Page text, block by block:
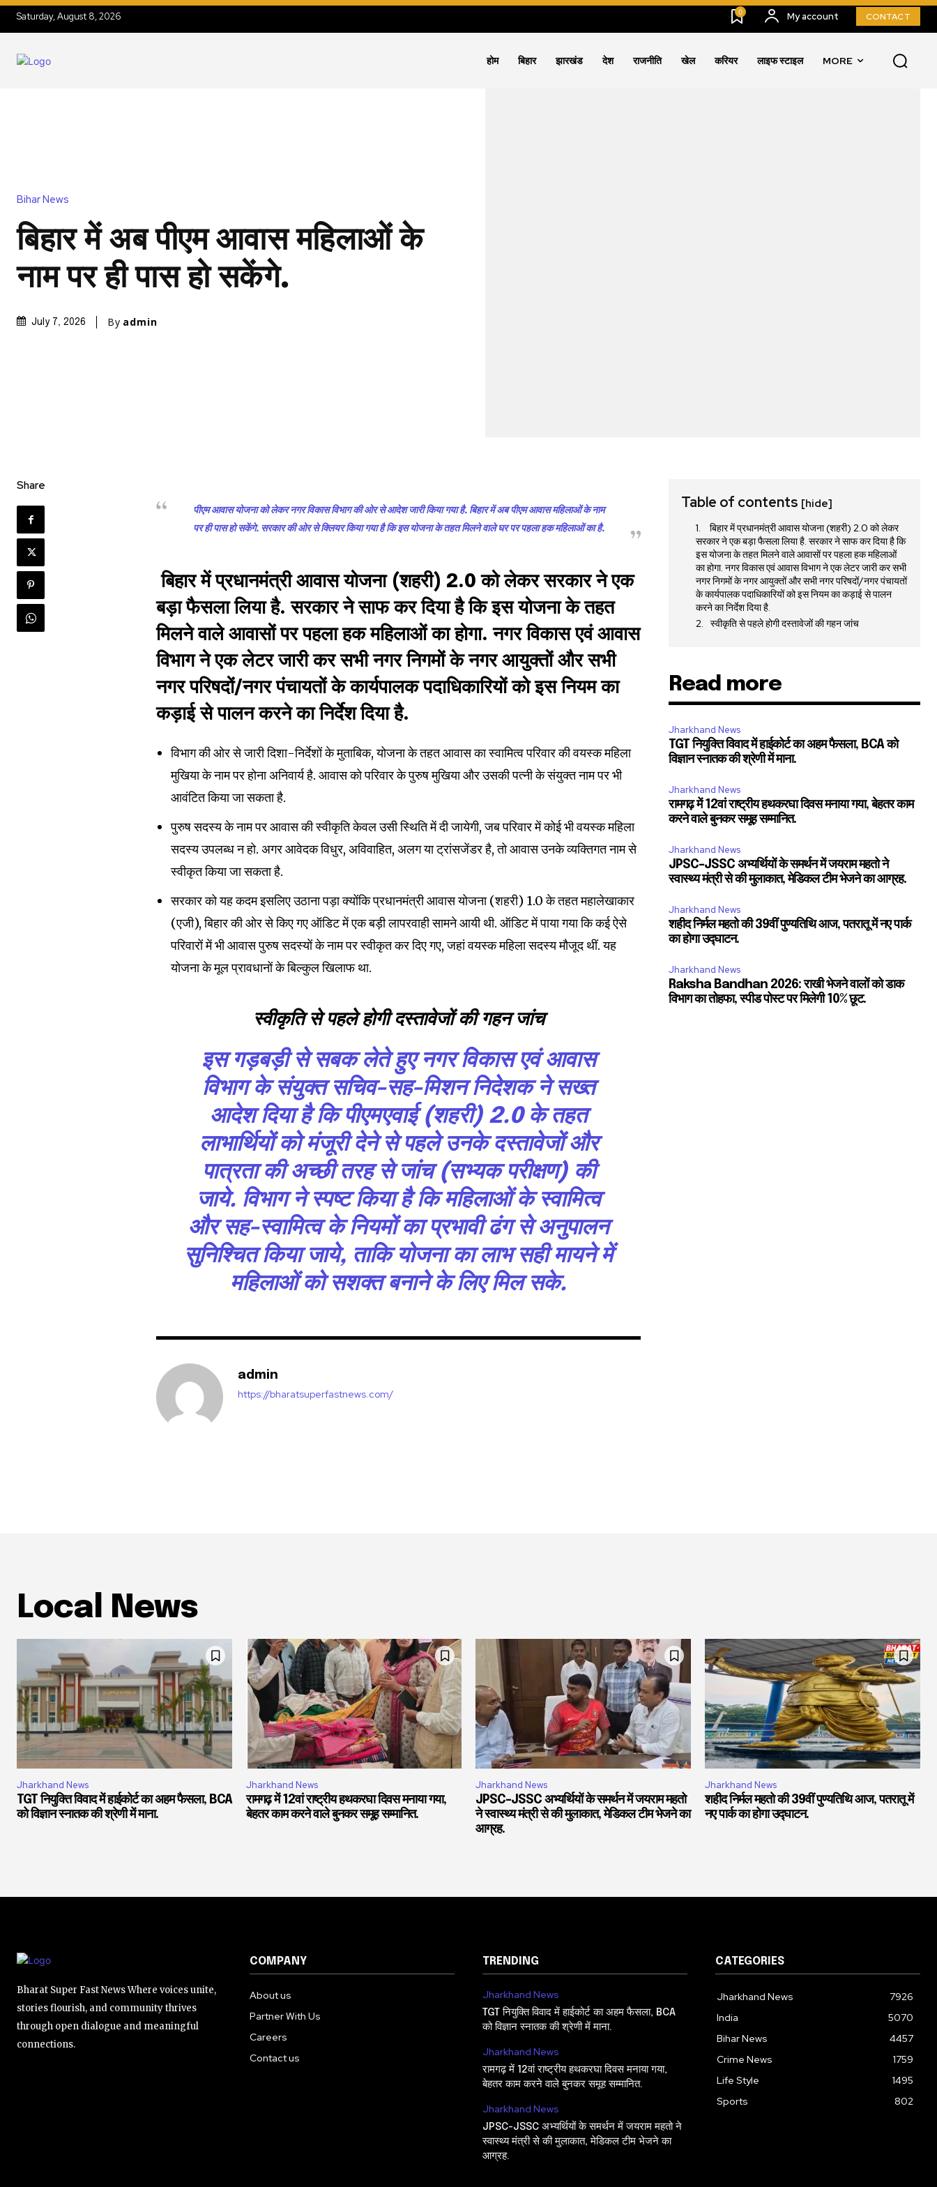
SUBSCRIBERS and be part
of the conversation.
the subscribe button below. Don't worry, we respect your privacy and
won't spam your inbox. Your information is safe with us.
SUBSCRIBE
I've read and accept the
32,111
Followers
32,214
Followers
11,243
Saturday, August 8, 2026 0 My account CONTACT
होम बिहार झारखंड देश राजनीति खेल करियर लाइफ स्टाइल MORE
Bihar News
बिहार में अब पीएम आवास महिलाओं के
नाम पर ही पास हो सकेंगे.
July 7, 2026 By admin
Share
पीएम आवास योजना को लेकर नगर विकास विभाग की ओर से आदेश जारी किया गया है. बिहार में अब पीएम आवास महिलाओं के नाम
पर ही पास हो सकेंगे. सरकार की ओर से क्लियर किया गया है कि इस योजना के तहत मिलने वाले घर पर पहला हक महिलाओं का है.
बिहार में प्रधानमंत्री आवास योजना (शहरी) 2.0 को लेकर सरकार ने एक
बड़ा फैसला लिया है. सरकार ने साफ कर दिया है कि इस योजना के तहत
मिलने वाले आवासों पर पहला हक महिलाओं का होगा. नगर विकास एवं आवास
विभाग ने एक लेटर जारी कर सभी नगर निगमों के नगर आयुक्तों और सभी
नगर परिषदों/नगर पंचायतों के कार्यपालक पदाधिकारियों को इस नियम का
कड़ाई से पालन करने का निर्देश दिया है.
विभाग की ओर से जारी दिशा-निर्देशों के मुताबिक, योजना के तहत आवास का स्वामित्व परिवार की वयस्क महिला
मुखिया के नाम पर होना अनिवार्य है. आवास को परिवार के पुरुष मुखिया और उसकी पत्नी के संयुक्त नाम पर भी
आवंटित किया जा सकता है.
पुरुष सदस्य के नाम पर आवास की स्वीकृति केवल उसी स्थिति में दी जायेगी, जब परिवार में कोई भी वयस्क महिला
सदस्य उपलब्ध न हो. अगर आवेदक विधुर, अविवाहित, अलग या ट्रांसजेंडर है, तो आवास उनके व्यक्तिगत नाम से
स्वीकृत किया जा सकता है.
सरकार को यह कदम इसलिए उठाना पड़ा क्योंकि प्रधानमंत्री आवास योजना (शहरी) 1.0 के तहत महालेखाकार
(एजी), बिहार की ओर से किए गए ऑडिट में एक बड़ी लापरवाही सामने आयी थी. ऑडिट में पाया गया कि कई ऐसे
परिवारों में भी आवास पुरुष सदस्यों के नाम पर स्वीकृत कर दिए गए, जहां वयस्क महिला सदस्य मौजूद थीं. यह
योजना के मूल प्रावधानों के बिल्कुल खिलाफ था.
स्वीकृति से पहले होगी दस्तावेजों की गहन जांच
इस गड़बड़ी से सबक लेते हुए नगर विकास एवं आवास
विभाग के संयुक्त सचिव-सह-मिशन निदेशक ने सख्त
आदेश दिया है कि पीएमएवाई (शहरी) 2.0 के तहत
लाभार्थियों को मंजूरी देने से पहले उनके दस्तावेजों और
पात्रता की अच्छी तरह से जांच (सभ्यक परीक्षण) की
जाये. विभाग ने स्पष्ट किया है कि महिलाओं के स्वामित्व
और सह-स्वामित्व के नियमों का प्रभावी ढंग से अनुपालन
सुनिश्चित किया जाये, ताकि योजना का लाभ सही मायने में
महिलाओं को सशक्त बनाने के लिए मिल सके.
admin
https://bharatsuperfastnews.com/
Table of contents [hide]
बिहार में प्रधानमंत्री आवास योजना (शहरी) 2.0 को लेकर
सरकार ने एक बड़ा फैसला लिया है. सरकार ने साफ कर दिया है कि
इस योजना के तहत मिलने वाले आवासों पर पहला हक महिलाओं
का होगा. नगर विकास एवं आवास विभाग ने एक लेटर जारी कर सभी
नगर निगमों के नगर आयुक्तों और सभी नगर परिषदों/नगर पंचायतों
के कार्यपालक पदाधिकारियों को इस नियम का कड़ाई से पालन
करने का निर्देश दिया है.
स्वीकृति से पहले होगी दस्तावेजों की गहन जांच
Read more
Jharkhand News
TGT नियुक्ति विवाद में हाईकोर्ट का अहम फैसला, BCA को
विज्ञान स्नातक की श्रेणी में माना.
Jharkhand News
रामगढ़ में 12वां राष्ट्रीय हथकरघा दिवस मनाया गया, बेहतर काम
करने वाले बुनकर समूह सम्मानित.
Jharkhand News
JPSC-JSSC अभ्यर्थियों के समर्थन में जयराम महतो ने
स्वास्थ्य मंत्री से की मुलाकात, मेडिकल टीम भेजने का आग्रह.
Jharkhand News
शहीद निर्मल महतो की 39वीं पुण्यतिथि आज, पतरातू में नए पार्क
का होगा उद्घाटन.
Jharkhand News
Raksha Bandhan 2026: राखी भेजने वालों को डाक
विभाग का तोहफा, स्पीड पोस्ट पर मिलेगी 10% छूट.
Local News
Jharkhand News
TGT नियुक्ति विवाद में हाईकोर्ट का अहम फैसला, BCA
को विज्ञान स्नातक की श्रेणी में माना.
Jharkhand News
रामगढ़ में 12वां राष्ट्रीय हथकरघा दिवस मनाया गया,
बेहतर काम करने वाले बुनकर समूह सम्मानित.
Jharkhand News
JPSC-JSSC अभ्यर्थियों के समर्थन में जयराम महतो
ने स्वास्थ्य मंत्री से की मुलाकात, मेडिकल टीम भेजने का
आग्रह.
Jharkhand News
शहीद निर्मल महतो की 39वीं पुण्यतिथि आज, पतरातू में
नए पार्क का होगा उद्घाटन.
Bharat Super Fast News Where voices unite,
stories flourish, and community thrives
through open dialogue and meaningful
connections.
COMPANY
About us
Partner With Us
Careers
Contact us
TRENDING
Jharkhand News
TGT नियुक्ति विवाद में हाईकोर्ट का अहम फैसला, BCA
को विज्ञान स्नातक की श्रेणी में माना.
Jharkhand News
रामगढ़ में 12वां राष्ट्रीय हथकरघा दिवस मनाया गया,
बेहतर काम करने वाले बुनकर समूह सम्मानित.
Jharkhand News
JPSC-JSSC अभ्यर्थियों के समर्थन में जयराम महतो ने
स्वास्थ्य मंत्री से की मुलाकात, मेडिकल टीम भेजने का
आग्रह.
CATEGORIES
Jharkhand News
7926
India
5070
Bihar News
4457
Crime News
1759
Life Style
1495
Sports
802